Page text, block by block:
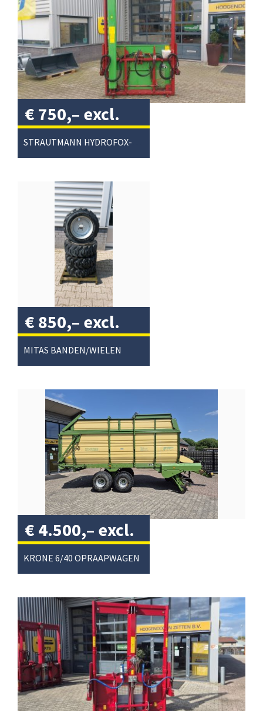
€ 750,– excl.
btw/
MITAS BANDEN/WIELEN
€ 850,– excl.
btw/
KRONE 6/40 OPRAAPWAGEN
€ 4.500,– excl.
btw/